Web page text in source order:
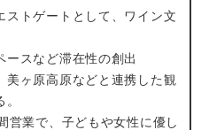
ストゲートとして、ワイン文
ースなど滞在性の創出
美ヶ原高原などと連携した観
営業で、子どもや女性に優し